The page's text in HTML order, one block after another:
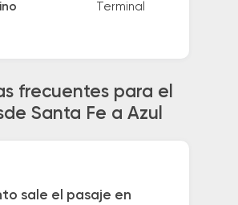
Terminal
frecuentes para el
Santa Fe a Azul
sale el pasaje en